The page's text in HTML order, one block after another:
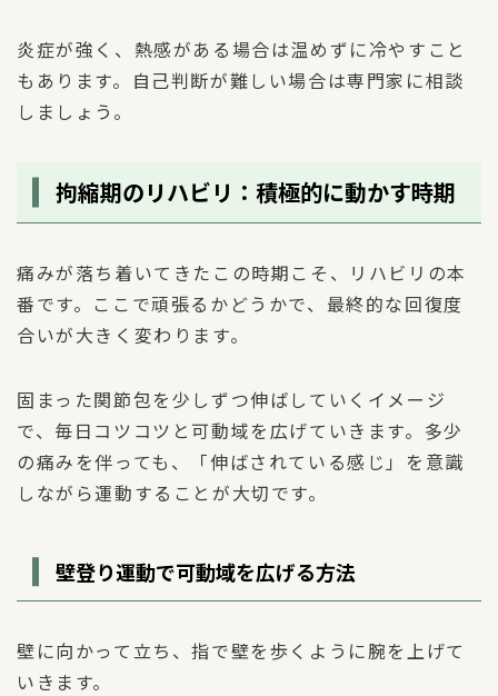
炎症が強く、熱感がある場合は温めずに冷やすこと
もあります。自己判断が難しい場合は専門家に相談
しましょう。
拘縮期のリハビリ：積極的に動かす時期
痛みが落ち着いてきたこの時期こそ、リハビリの本
番です。ここで頑張るかどうかで、最終的な回復度
合いが大きく変わります。
固まった関節包を少しずつ伸ばしていくイメージ
で、毎日コツコツと可動域を広げていきます。多少
の痛みを伴っても、「伸ばされている感じ」を意識
しながら運動することが大切です。
壁登り運動で可動域を広げる方法
壁に向かって立ち、指で壁を歩くように腕を上げて
いきます。